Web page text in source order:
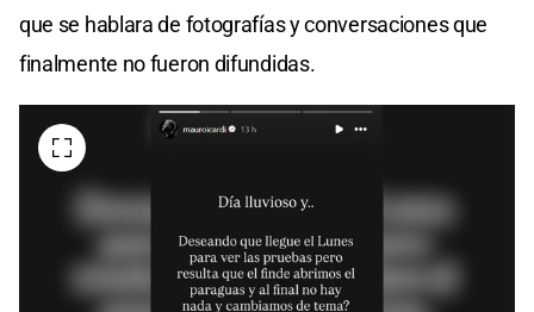
que se hablara de fotografías y conversaciones que
finalmente no fueron difundidas.